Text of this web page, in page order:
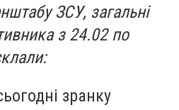
ЗСУ, загальні
з 24.02 по
зранку